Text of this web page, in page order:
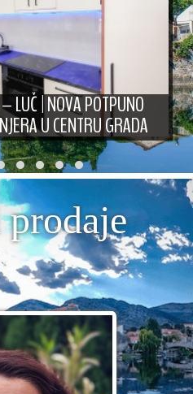
LUČ | NOVA POTPUNO
U CENTRU GRADA